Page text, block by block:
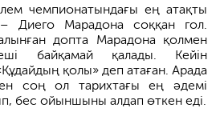
чемпионатындағы ең атақты
Диего Марадона соққан гол.
допта Марадона қолмен
байқамай қалады. Кейін
қолы» деп атаған. Арада
соң ол тарихтағы ең әдемі
бес ойыншыны алдап өткен еді.